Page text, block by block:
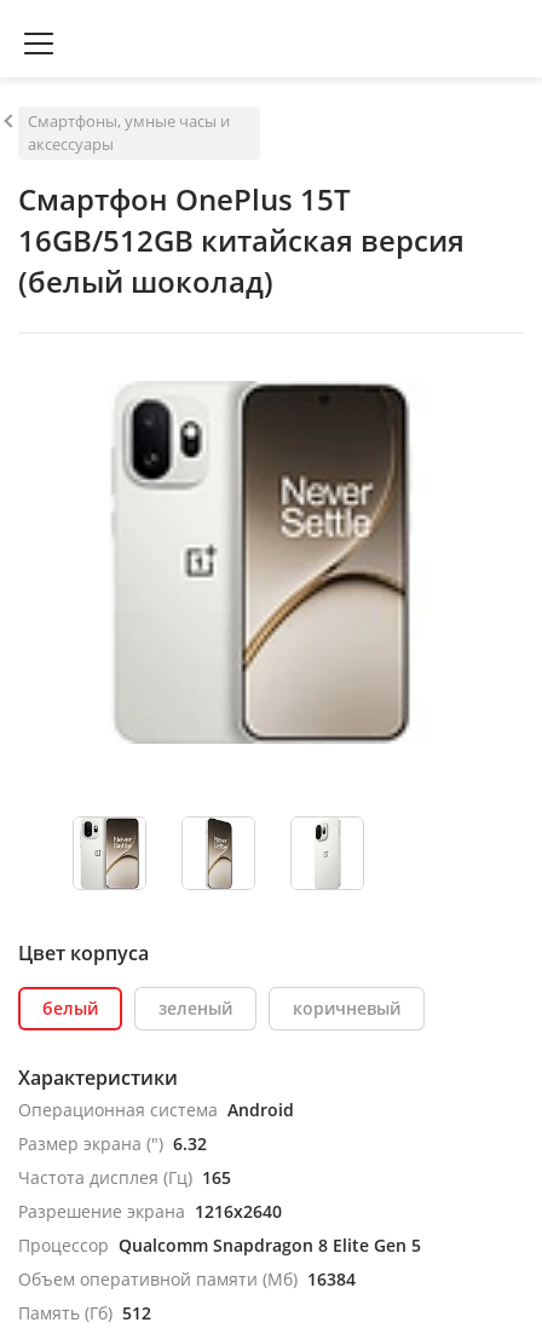
Смартфоны, умные часы и
аксессуары
Смартфон OnePlus 15T
16GB/512GB китайская версия
(белый шоколад)
Цвет корпуса
белый зеленый коричневый
Характеристики
Операционная система Android
Размер экрана (") 6.32
Частота дисплея (Гц) 165
Разрешение экрана 1216x2640
Процессор Qualcomm Snapdragon 8 Elite Gen 5
Объем оперативной памяти (Мб) 16384
Память (Гб) 512